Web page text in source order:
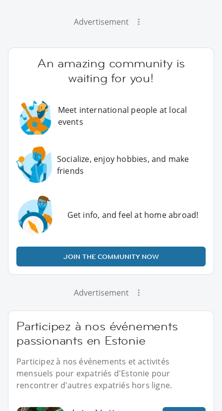
Advertisement
An amazing community is
waiting for you!
Meet international people at local
events
Socialize, enjoy hobbies, and make
friends
Get info, and feel at home abroad!
JOIN THE COMMUNITY NOW
Advertisement
Participez à nos événements
passionants en Estonie
Participez à nos événements et activités
mensuels pour expatriés d'Estonie pour
rencontrer d'autres expatriés hors ligne.